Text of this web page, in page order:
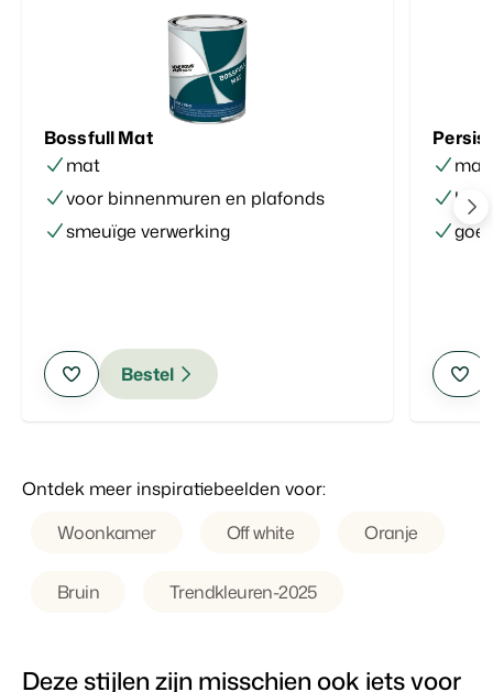
Bossfull Mat
mat
voor binnenmuren en plafonds
smeuïge verwerking
Bestel
Ontdek meer inspiratiebeelden voor:
Woonkamer
Off white Oranje
Bruin Trendkleuren-2025
Deze stijlen zijn misschien ook iets voor